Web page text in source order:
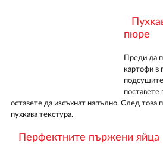
пюре
Преди да
картофи в
поставете
оставете да изсъхнат напълно. След
пухкава текстура.
Перфектните пържени яйца